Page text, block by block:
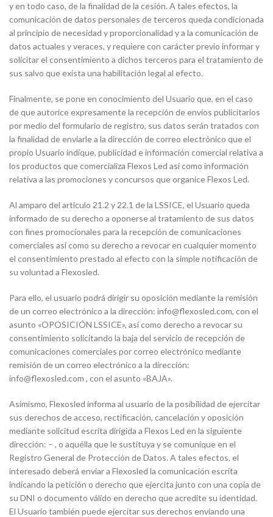
y en todo caso, de la finalidad de la cesión. A tales efectos, la
comunicación de datos personales de terceros queda condicionada
al principio de necesidad y proporcionalidad y a la comunicación de
datos actuales y veraces, y requiere con carácter previo informar y
solicitar el consentimiento a dichos terceros para el tratamiento de
sus salvo que exista una habilitación legal al efecto.
Finalmente, se pone en conocimiento del Usuario que, en el caso
de que autorice expresamente la recepción de envíos publicitarios
por medio del formulario de registro, sus datos serán tratados con
la finalidad de enviarle a la dirección de correo electrónico que el
propio Usuario indique, publicidad e información comercial relativa a
los productos que comercializa Flexos Led así como información
relativa a las promociones y concursos que organice Flexos Led.
Al amparo del artículo 21.2 y 22.1 de la LSSICE, el Usuario queda
informado de su derecho a oponerse al tratamiento de sus datos
con fines promocionales para la recepción de comunicaciones
comerciales así como su derecho a revocar en cualquier momento
el consentimiento prestado al efecto con la simple notificación de
su voluntad a Flexosled.
Para ello, el usuario podrá dirigir su oposición mediante la remisión
de un correo electrónico a la dirección: info@flexosled.com, con el
asunto «OPOSICIÓN LSSICE», así como derecho a revocar su
consentimiento solicitando la baja del servicio de recepción de
comunicaciones comerciales por correo electrónico mediante
remisión de un correo electrónico a la dirección:
info@flexosled.com , con el asunto «BAJA».
Asimismo, Flexosled informa al usuario de la posibilidad de ejercitar
sus derechos de acceso, rectificación, cancelación y oposición
mediante solicitud escrita dirigida a Flexos Led en la siguiente
dirección: – , o aquélla que le sustituya y se comunique en el
Registro General de Protección de Datos. A tales efectos, el
interesado deberá enviar a Flexosled la comunicación escrita
indicando la petición o derecho que ejercita junto con una copia de
su DNI o documento válido en derecho que acredite su identidad.
El Usuario también puede ejercitar sus derechos enviando una